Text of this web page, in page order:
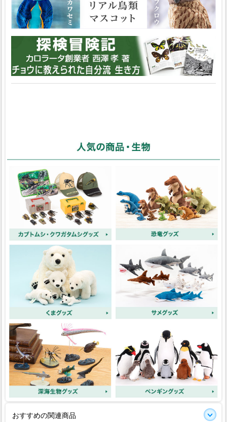
おすすめの関連商品